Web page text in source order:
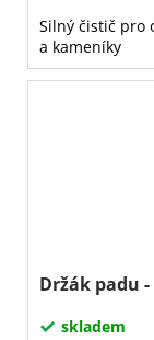
Silný čistič pro
a kameníky
Držák padu
skladem